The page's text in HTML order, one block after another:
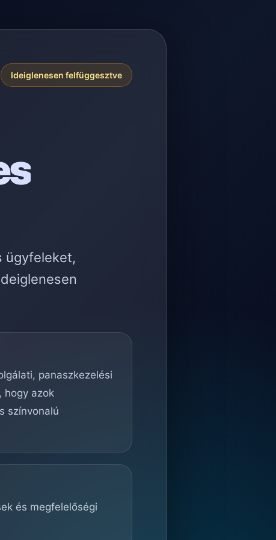
Ideiglenesen felfüggesztve
ügyfeleket,
panaszkezelési
hogy azok
színvonalú
és megfelelőségi